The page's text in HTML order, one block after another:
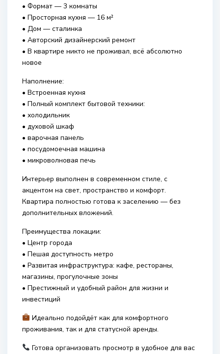
• Формат — 3 комнаты
• Просторная кухня — 16 м²
• Дом — сталинка
• Авторский дизайнерский ремонт
• В квартире никто не проживал, всё абсолютно
новое
Наполнение:
• Встроенная кухня
• Полный комплект бытовой техники:
• холодильник
• духовой шкаф
• варочная панель
• посудомоечная машина
• микроволновая печь
Интерьер выполнен в современном стиле, с
акцентом на свет, пространство и комфорт.
Квартира полностью готова к заселению — без
дополнительных вложений.
Преимущества локации:
• Центр города
• Пешая доступность метро
• Развитая инфраструктура: кафе, рестораны,
магазины, прогулочные зоны
• Престижный и удобный район для жизни и
инвестиций
Идеально подойдёт как для комфортного
проживания, так и для статусной аренды.
Готова организовать просмотр в удобное для вас